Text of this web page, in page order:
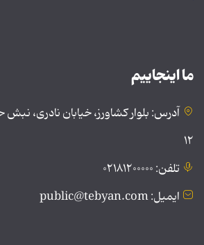
ما اینجاییم
آدرس: بلوار کشاورز، خیابان نادری،
۱۲
تلفن: ۰۲۱۸۱۲۰۰۰۰۰
ایمیل: public@tebyan.com